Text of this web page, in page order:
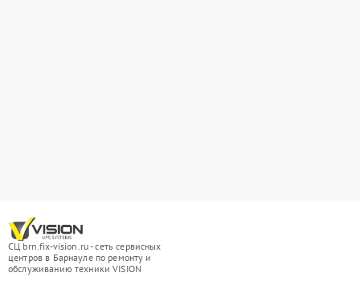
СЦ brn.fix-vision.ru - сеть сервисных
центров в Барнауле по ремонту и
обслуживанию техники VISION